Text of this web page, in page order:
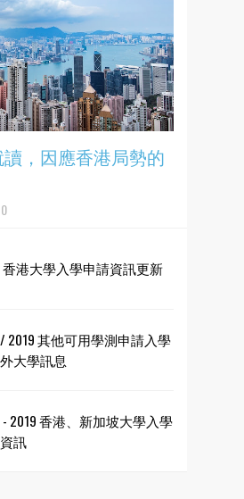
，因應香港局勢的
0
香港大學入學申請資訊更新
2019 其他可用學測申請入學
大學訊息
- 2019 香港、新加坡大學入學
訊